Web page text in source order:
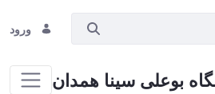
ورود
بوعلی سینا همدان